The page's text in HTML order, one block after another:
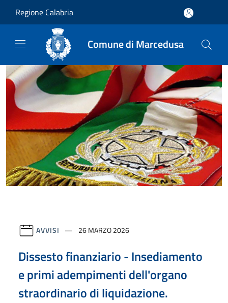
Regione Calabria
Comune di Marcedusa
AVVISI 26 MARZO 2026
Dissesto finanziario - Insediamento
e primi adempimenti dell'organo
straordinario di liquidazione.